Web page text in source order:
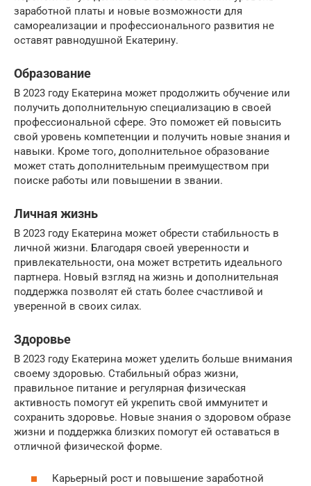
заработной платы и новые возможности для
самореализации и профессионального развития не
оставят равнодушной Екатерину.
Образование
В 2023 году Екатерина может продолжить обучение или
получить дополнительную специализацию в своей
профессиональной сфере. Это поможет ей повысить
свой уровень компетенции и получить новые знания и
навыки. Кроме того, дополнительное образование
может стать дополнительным преимуществом при
поиске работы или повышении в звании.
Личная жизнь
В 2023 году Екатерина может обрести стабильность в
личной жизни. Благодаря своей уверенности и
привлекательности, она может встретить идеального
партнера. Новый взгляд на жизнь и дополнительная
поддержка позволят ей стать более счастливой и
уверенной в своих силах.
Здоровье
В 2023 году Екатерина может уделить больше внимания
своему здоровью. Стабильный образ жизни,
правильное питание и регулярная физическая
активность помогут ей укрепить свой иммунитет и
сохранить здоровье. Новые знания о здоровом образе
жизни и поддержка близких помогут ей оставаться в
отличной физической форме.
Карьерный рост и повышение заработной